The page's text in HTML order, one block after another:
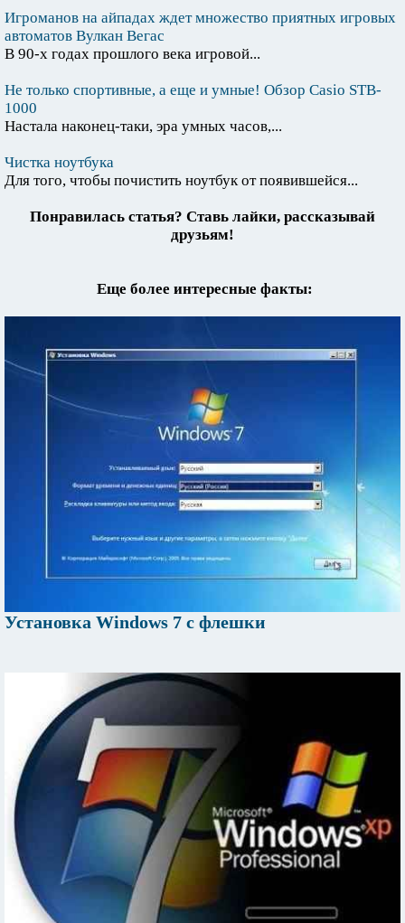
Игроманов на айпадах ждет множество приятных игровых
автоматов Вулкан Вегас
В 90-х годах прошлого века игровой...
Не только спортивные, а еще и умные! Обзор Casio STB-
1000
Настала наконец-таки, эра умных часов,...
Чистка ноутбука
Для того, чтобы почистить ноутбук от появившейся...
Понравилась статья? Ставь лайки, рассказывай
друзьям!
Еще более интересные факты:
Установка Windows 7 с флешки